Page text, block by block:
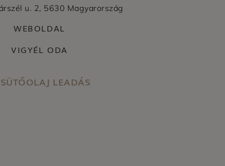
u. 2, 5630 Magyarország
WEBOLDAL
VIGYÉL ODA
SÜTŐOLAJ LEADÁS